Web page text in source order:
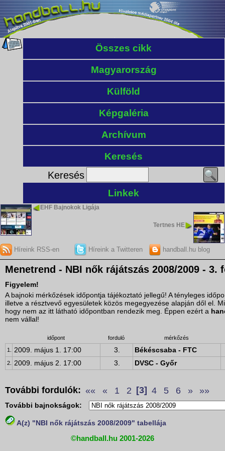
Összes cikk
Magyarország
Külföld
Képgaléria
Archívum
Keresés
Keresés
Linkek
EHF Bajnokok Ligája
Tertnes HE
Híreink RSS-en Híreink a Twitteren handball.hu blog
Menetrend - NBI nők rájátszás 2008/2009 - 3.
Figyelem!
A bajnoki mérkőzések időpontja tájékoztató jellegű! A tényleges
illetve a résztvevő egyesületek közös megegyezése alapján dől el.
hogy nem az itt látható időpontban rendezik meg. Éppen ezért a
nem vállal!
időpont forduló
mérkőzés
1.
2009. május 1. 17:00 3. Békéscsaba - FTC
2. 2009. május 2. 17:00 3. DVSC - Győr
További fordulók: «« « 1 2 [3] 4 5 6 » »»
További bajnokságok:
A(z) "NBI nők rájátszás 2008/2009" tabellája
©handball.hu 2001-2026